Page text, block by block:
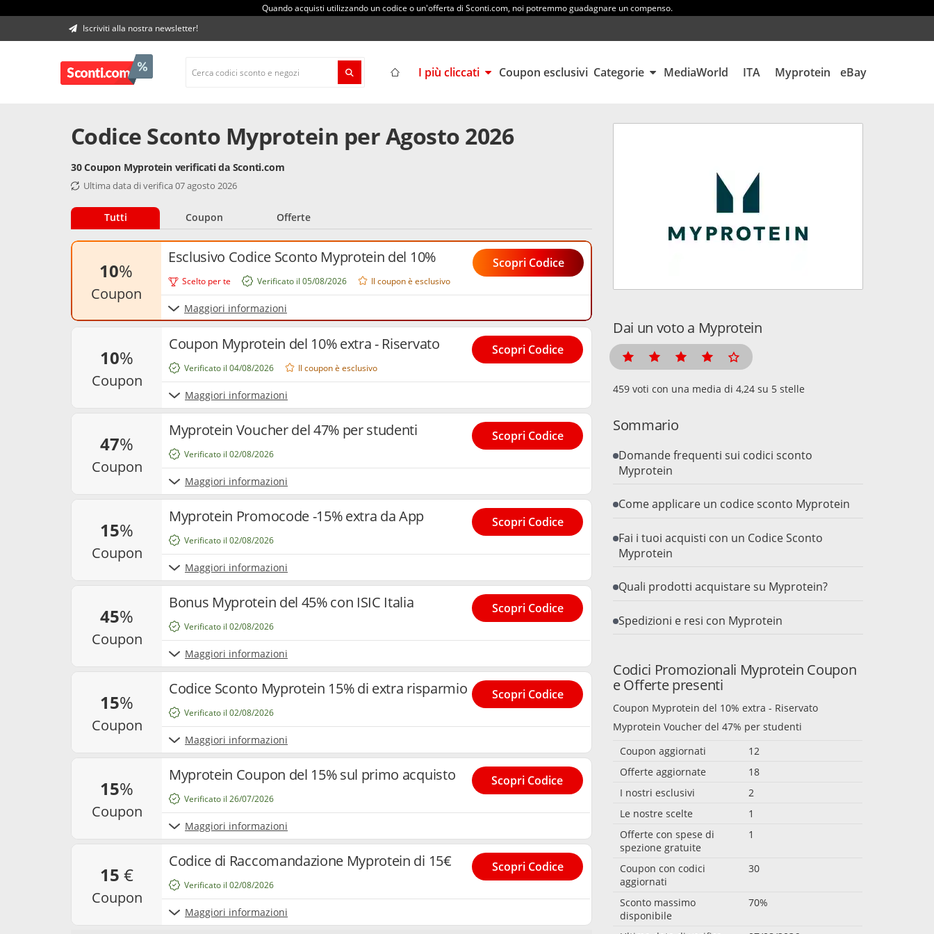
Quando acquisti utilizzando un codice o un'offerta di Sconti.com, noi potremmo guadagnare un compenso.
Iscriviti alla nostra newsletter!
I più cliccati Coupon esclusivi Categorie MediaWorld ITA Myprotein eBay
Codice Sconto Myprotein per Agosto 2026
30 Coupon Myprotein verificati da Sconti.com
Ultima data di verifica 07 agosto 2026
Tutti Coupon Offerte
Scelto per te
10%
coupon
Il coupon è esclusivo
Esclusivo Codice Sconto Myprotein del 10%
Maggiori informazioni
Verificato il 05/08/2026
Scopri Codice
10%
coupon
Coupon Myprotein del 10% extra - Riservato
Maggiori informazioni
Il coupon è esclusivo
Verificato il 04/08/2026
Scopri Codice
47%
coupon
Myprotein Voucher del 47% per studenti
Maggiori informazioni
Verificato il 02/08/2026
Scopri Codice
15%
coupon
Myprotein Promocode -15% extra da App
Maggiori informazioni
Verificato il 02/08/2026
Scopri Codice
45%
coupon
Bonus Myprotein del 45% con ISIC Italia
Maggiori informazioni
Verificato il 02/08/2026
Scopri Codice
15%
coupon
Codice Sconto Myprotein 15% di extra risparmio
Maggiori informazioni
Verificato il 02/08/2026
Scopri Codice
15%
coupon
Myprotein Coupon del 15% sul primo acquisto
Maggiori informazioni
Verificato il 26/07/2026
Scopri Codice
15 €
coupon
Codice di Raccomandazione Myprotein di 15€
Maggiori informazioni
Verificato il 02/08/2026
Scopri Codice
Dai un voto a Myprotein
voti con una media di su 5 stelle
Sommario
Domande frequenti sui codici sconto
Myprotein
Come applicare un codice sconto Myprotein
Fai i tuoi acquisti con un Codice Sconto
Myprotein
Quali prodotti acquistare su Myprotein?
Spedizioni e resi con Myprotein
Codici Promozionali Myprotein Coupon
e Offerte presenti
Coupon Myprotein del 10% extra - Riservato
Myprotein Voucher del 47% per studenti
Coupon aggiornati
12
Offerte aggiornate
18
I nostri esclusivi
2
Le nostre scelte
1
Offerte con spese di
spezione gratuite
1
Coupon con codici
aggiornati
30
Sconto massimo
disponibile
70%